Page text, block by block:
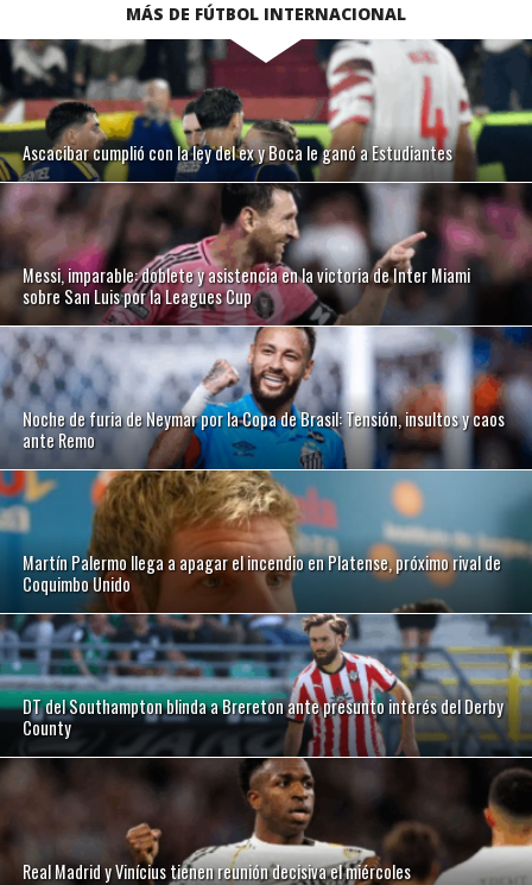
MÁS DE FÚTBOL INTERNACIONAL
Ascacibar cumplió con la ley del ex y Boca le ganó a Estudiantes
Messi, imparable: doblete y asistencia en la victoria de Inter Miami
sobre San Luis por la Leagues Cup
Noche de furia de Neymar por la Copa de Brasil: Tensión, insultos y caos
ante Remo
Martín Palermo llega a apagar el incendio en Platense, próximo rival de
Coquimbo Unido
DT del Southampton blinda a Brereton ante presunto interés del Derby
County
Real Madrid y Vinícius tienen reunión decisiva el miércoles